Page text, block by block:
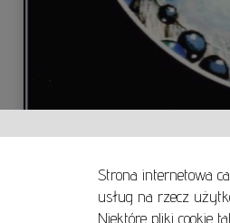
Strona internetowa
usług na rzecz
Niektóre pliki cookie